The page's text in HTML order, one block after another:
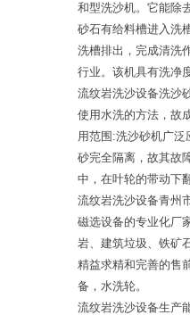
和型洗沙机。它能除
砂石有给料槽进入洗
洗槽排出，完成清洗
行业。该机具有洗净
流纹岩洗沙设备洗沙
使用水洗的方法，故
用范围:洗沙砂机广
砂完全隔离，故其故
中，在叶轮的带动下
流纹岩洗沙设备青州
磁选设备的专业化厂
岩、建筑垃圾、铁矿
精益求精和完善的售
备，水洗轮。
流纹岩洗沙设备生产